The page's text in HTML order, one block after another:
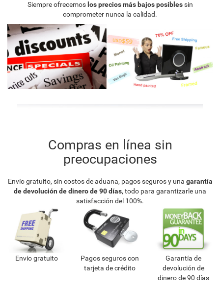
Siempre ofrecemos los precios más bajos posiblessin
comprometer nunca la calidad.
Compras en línea sin
preocupaciones
Envío gratuito, sin costos de aduana, pagos seguros y una garantía
de devolución de dinero de 90 días, todo para garantizarle una
satisfacción del 100%.
Envío gratuito
Pagos seguros con
tarjeta de crédito
Garantía de
devolución de
dinero de 90 días